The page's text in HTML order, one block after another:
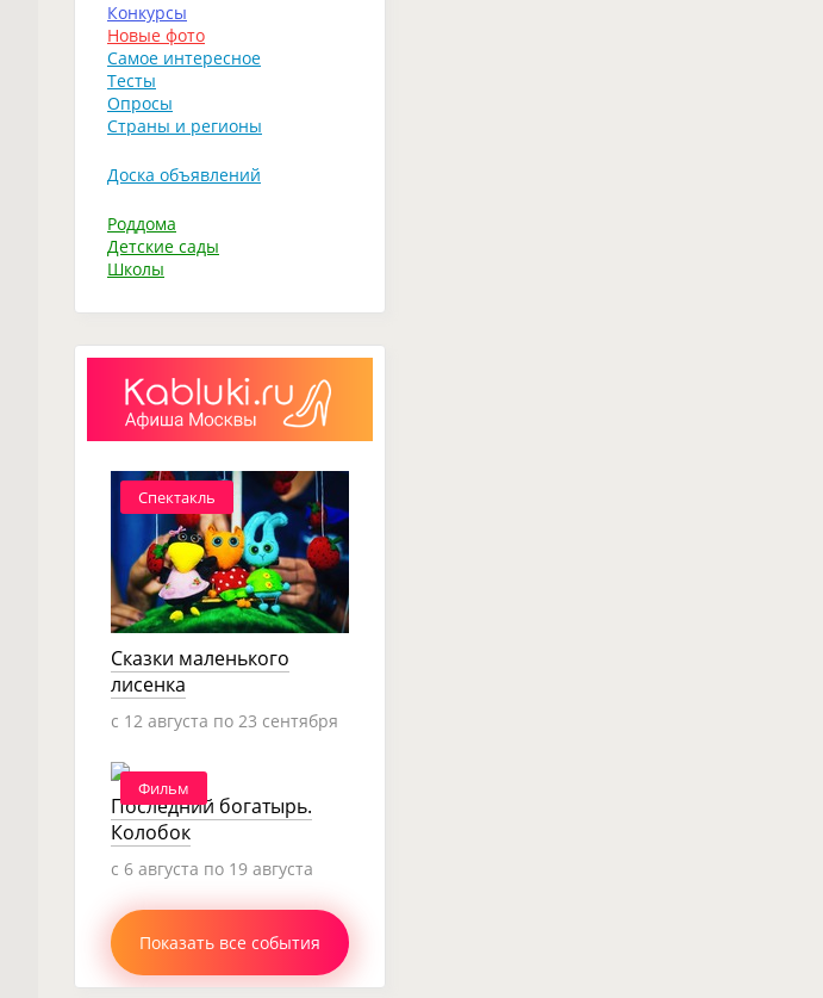
Конкурсы
Новые фото
Самое интересное
Тесты
Опросы
Страны и регионы
Доска объявлений
Роддома
Детские сады
Школы
Спектакль
Сказки маленького
лисенка
c 12 августа по 23 сентября
Фильм
Последний богатырь.
Колобок
c 6 августа по 19 августа
Показать все события